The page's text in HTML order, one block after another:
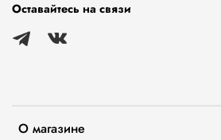
О магазине
Оставайтесь на связи